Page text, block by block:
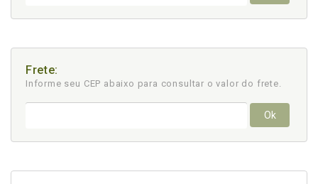
Frete:
Informe seu CEP abaixo para consultar o valor do frete.
Ok